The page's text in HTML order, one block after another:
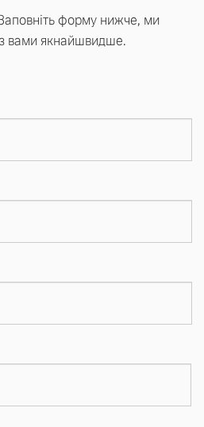
форму нижче, ми
вами якнайшвидше.